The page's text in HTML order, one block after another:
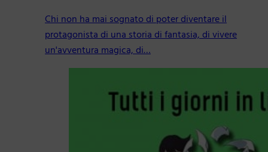
Chi non ha mai sognato di poter diventare il
protagonista di una storia di fantasia, di vivere
un'avventura magica, di…